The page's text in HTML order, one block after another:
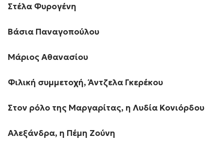
Στέλα Φυρογένη
Βάσια Παναγοπούλου
Μάριος Αθανασίου
Φιλική συμμετοχή, Άντζελα Γκερέκου
Στον ρόλο της Μαργαρίτας, η Λυδία Κονιόρδου
Αλεξάνδρα, η Πέμη Ζούνη